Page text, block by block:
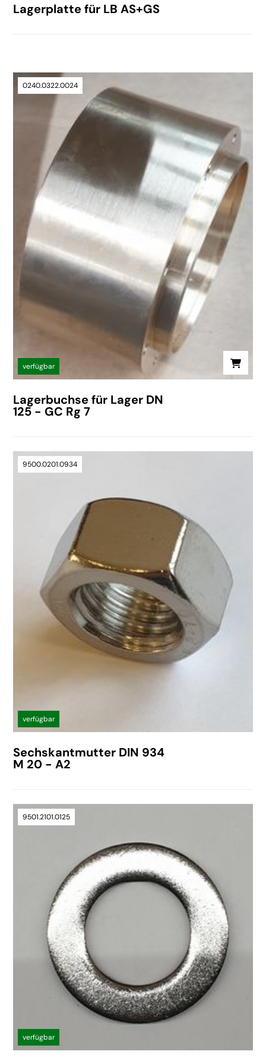
Lagerplatte für LB AS+GS
0240.0322.0024
verfügbar
Lagerbuchse für Lager DN
125 - GC Rg 7
9500.0201.0934
verfügbar
Sechskantmutter DIN 934
M 20 - A2
9501.2101.0125
verfügbar